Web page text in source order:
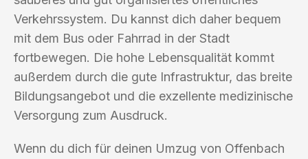
Verkehrssystem. Du kannst dich daher bequem
mit dem Bus oder Fahrrad in der Stadt
fortbewegen. Die hohe Lebensqualität kommt
außerdem durch die gute Infrastruktur, das breite
Bildungsangebot und die exzellente medizinische
Versorgung zum Ausdruck.
Wenn du dich für deinen Umzug von Offenbach